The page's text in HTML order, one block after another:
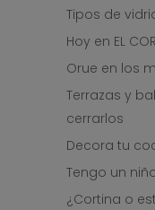
Tipos de
Hoy en EL
Orue en los
Terrazas y
cerrarlos
Decora tu
Tengo un
¿Cortina o